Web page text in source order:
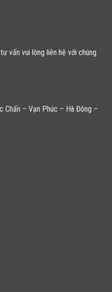
vấn vui lòng liên hệ với chúng
Chấn – Vạn Phúc – Hà Đông –